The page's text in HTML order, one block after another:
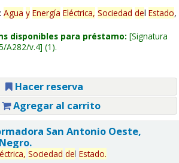
Agua y Energía Eléctrica, Sociedad del Estado,
disponibles para préstamo: Signatura
A282/v.4 (1).
Hacer reserva
Agregar al carrito
San Antonio Oeste,
Sociedad del Estado.